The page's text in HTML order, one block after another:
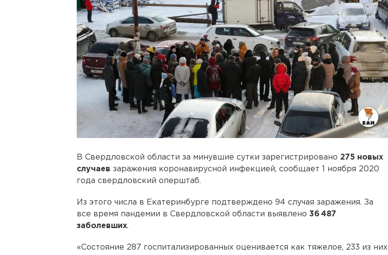
В Свердловской области за минувшие сутки зарегистрировано 275 новых
случаев заражения коронавирусной инфекцией, сообщает 1 ноября 2020
года свердловский оперштаб.
Из этого числа в Екатеринбурге подтверждено 94 случая заражения. За
все время пандемии в Свердловской области выявлено 36 487
заболевших.
«Состояние 287 госпитализированных оценивается как тяжелое, 233 из них